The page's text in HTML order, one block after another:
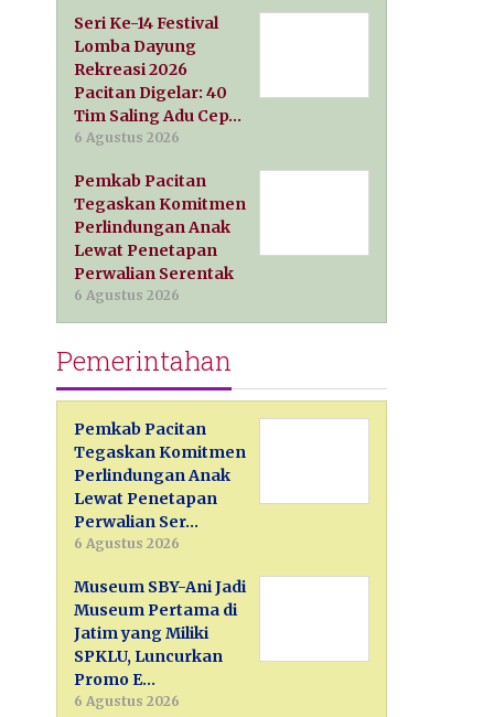
Seri Ke-14 Festival
Lomba Dayung
Rekreasi 2026
Pacitan Digelar: 40
Tim Saling Adu Cep…
6 Agustus 2026
Pemkab Pacitan
Tegaskan Komitmen
Perlindungan Anak
Lewat Penetapan
Perwalian Serentak
6 Agustus 2026
Pemerintahan
Pemkab Pacitan
Tegaskan Komitmen
Perlindungan Anak
Lewat Penetapan
Perwalian Ser…
6 Agustus 2026
Museum SBY-Ani Jadi
Museum Pertama di
Jatim yang Miliki
SPKLU, Luncurkan
Promo E…
6 Agustus 2026